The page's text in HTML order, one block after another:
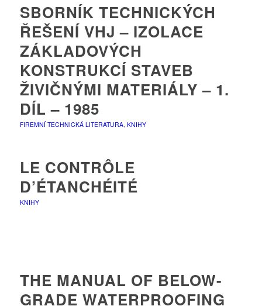
SBORNÍK TECHNICKÝCH
ŘEŠENÍ VHJ – IZOLACE
ZÁKLADOVÝCH
KONSTRUKCÍ STAVEB
ŽIVIČNÝMI MATERIÁLY – 1.
DÍL – 1985
FIREMNÍ TECHNICKÁ LITERATURA, KNIHY
LE CONTRÔLE
D’ÉTANCHÉITÉ
KNIHY
THE MANUAL OF BELOW-
GRADE WATERPROOFING